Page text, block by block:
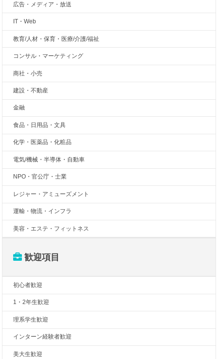
広告・メディア・放送
IT・Web
教育/人材・保育・医療/介護/福祉
コンサル・マーケティング
商社・小売
建設・不動産
金融
食品・日用品・文具
化学・医薬品・化粧品
電気/機械・半導体・自動車
NPO・官公庁・士業
レジャー・アミューズメント
運輸・物流・インフラ
美容・エステ・フィットネス
歓迎項目
初心者歓迎
1・2年生歓迎
理系学生歓迎
インターン経験者歓迎
美大生歓迎